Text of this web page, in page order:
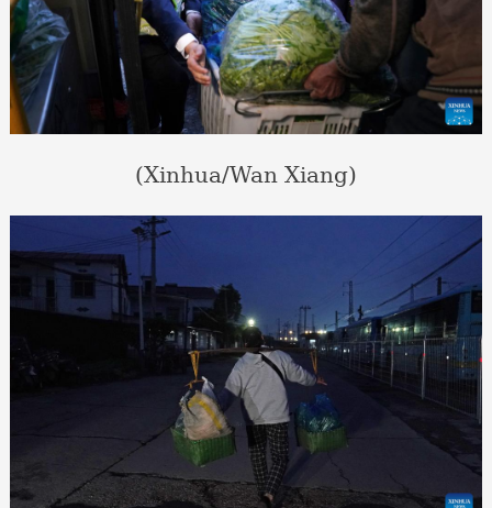
(Xinhua/Wan Xiang)